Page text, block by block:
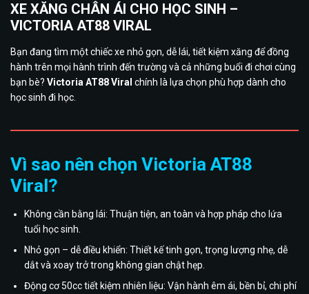
XE XĂNG CHÂN ÁI CHO HỌC SINH –
VICTORIA AT88 VIRAL
Bạn đang tìm một chiếc xe nhỏ gọn, dễ lái, tiết kiệm xăng để đồng
hành trên mọi hành trình đến trường và cả những buổi đi chơi cùng
bạn bè? Victoria AT88 Viral chính là lựa chọn phù hợp dành cho
học sinh đi học.
Vì sao nên chọn Victoria AT88
Viral?
Không cần bằng lái: Thuận tiện, an toàn và hợp pháp cho lứa
tuổi học sinh.
Nhỏ gọn – dễ điều khiển: Thiết kế tinh gọn, trọng lượng nhẹ, dễ
dắt và xoay trở trong không gian chật hẹp.
Động cơ 50cc tiết kiệm nhiên liệu: Vận hành êm ái, bền bỉ, chi phí